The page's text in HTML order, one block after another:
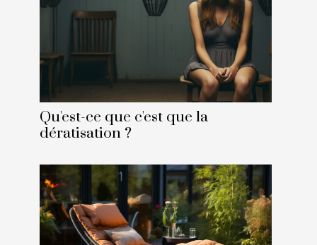
Qu'est-ce que c'est que la
dératisation ?